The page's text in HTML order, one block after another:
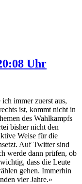
Uhr
immer zuerst aus,
ist, kommt nicht in
des Wahlkampfs
bisher nicht den
Weise für die
Auf Twitter sind
werde dann prüfen, ob
dass die Leute
gehen. Immerhin
vier Jahre.»